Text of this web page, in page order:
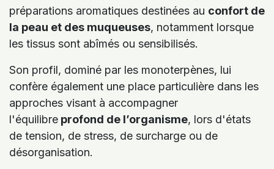
préparations aromatiques destinées au confort de
la peau et des muqueuses, notamment lorsque
les tissus sont abîmés ou sensibilisés.
Son profil, dominé par les monoterpènes, lui
confère également une place particulière dans les
approches visant à accompagner
l'équilibre profond de l’organisme, lors d'états
de tension, de stress, de surcharge ou de
désorganisation.